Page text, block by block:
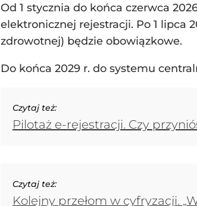
Od 1 stycznia do końca czerwca
elektronicznej rejestracji. Po 1 lipca
zdrowotnej) będzie obowiązkowe.
Do końca 2029 r. do systemu
Czytaj też:
Pilotaż e-rejestracji. Czy
Czytaj też:
Kolejny przełom w cyfryzacji.